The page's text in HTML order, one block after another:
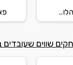
שווים שעובדים